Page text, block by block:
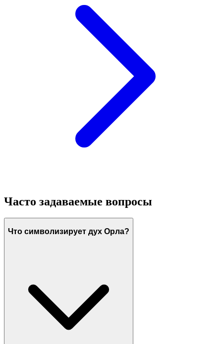
Часто задаваемые вопросы
Что символизирует дух Орла?